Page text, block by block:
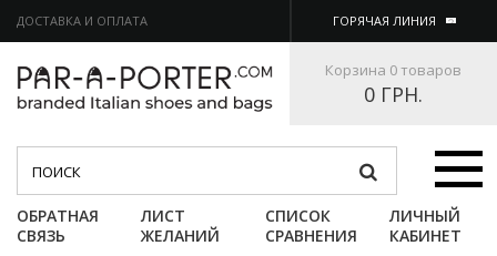
ДОСТАВКА И ОПЛАТА ГОРЯЧАЯ ЛИНИЯ
Корзина 0 товаров
0 ГРН.
Категории
ОБРАТНАЯ
СВЯЗЬ
ЛИСТ
ЖЕЛАНИЙ
СПИСОК
СРАВНЕНИЯ
ЛИЧНЫЙ
КАБИНЕТ